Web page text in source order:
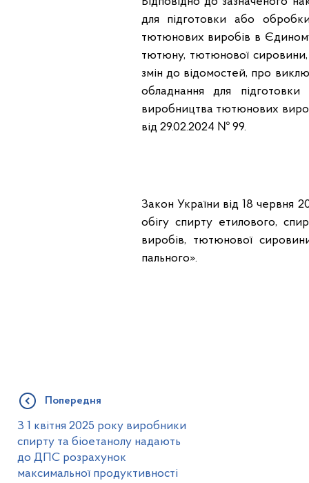
для підготовки або
тютюнових виробів в
тютюну, тютюнової
змін до відомостей, про
обладнання для
виробництва тютюнових
від 29.02.2024 № 99.
Закон України від 18 червня
обігу спирту етилового,
виробів, тютюнової
пального».
Попередня
З 1 квітня 2025 року виробники
спирту та біоетанолу надають
до ДПС розрахунок
максимальної продуктивності